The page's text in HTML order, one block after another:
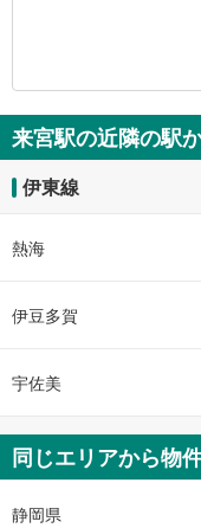
来宮駅の近隣の駅
伊東線
熱海
伊豆多賀
宇佐美
同じエリアから物
静岡県